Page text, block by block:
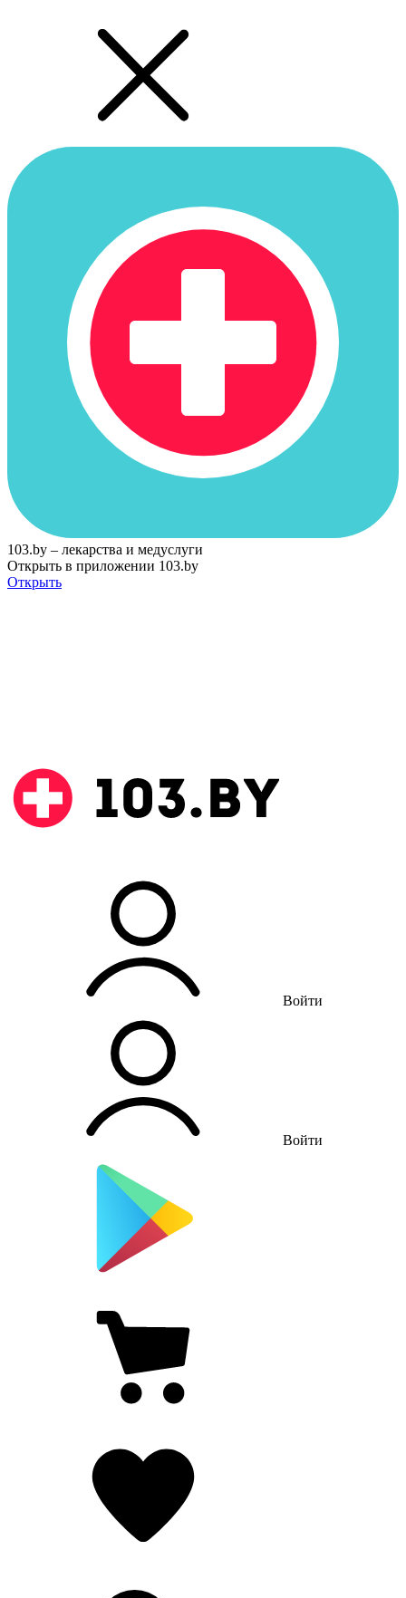
103.by – лекарства и медуслуги
Открыть в приложении 103.by
Открыть
Войти
Войти